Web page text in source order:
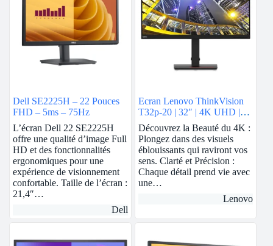
Dell SE2225H – 22 Pouces
FHD – 5ms – 75Hz
L’écran Dell 22 SE2225H
offre une qualité d’image Full
HD et des fonctionnalités
ergonomiques pour une
expérience de visionnement
confortable. Taille de l’écran :
21,4″…
Dell
Ecran Lenovo ThinkVision
T32p-20 | 32″ | 4K UHD |
IPS | Hauteur réglable
Découvrez la Beauté du 4K :
Plongez dans des visuels
éblouissants qui raviront vos
sens. Clarté et Précision :
Chaque détail prend vie avec
une…
Lenovo